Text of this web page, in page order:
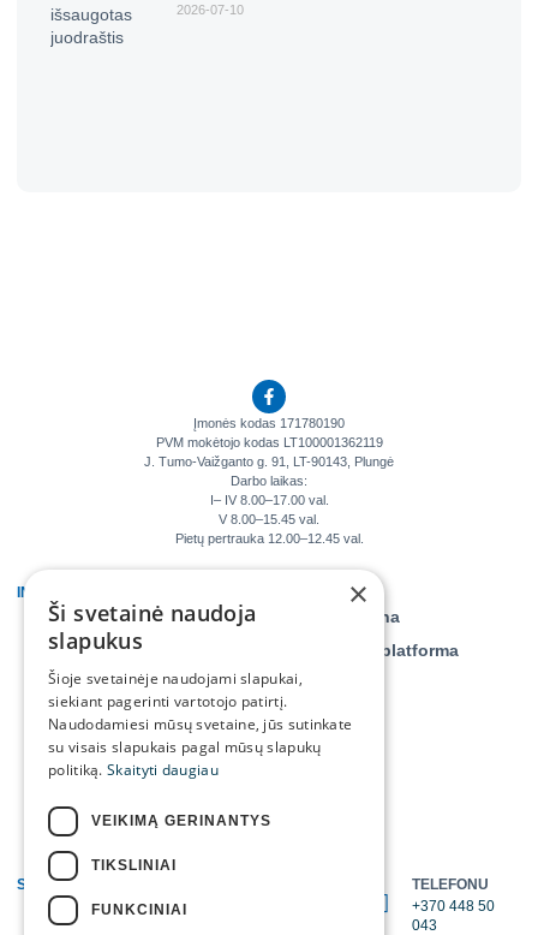
2026-07-10
Įmonės kodas 171780190
PVM mokėtojo kodas LT100001362119
J. Tumo-Vaižganto g. 91, LT-90143, Plungė
Darbo laikas:
I– IV 8.00–17.00 val.
V 8.00–15.45 val.
Pietų pertrauka 12.00–12.45 val.
INFORMACIJA
Veiklos ataskaitos
Teisinė informacija
Tyrimai, monitoringai
Asmens duomenų
apsauga
Projektai
Kontaktai ir struktūra
KLIENTAMS
Savitarna
Daiktų platforma
SUSISIEKITE
TELEFONU
+370 448 50
043
×
Ši svetainė naudoja
slapukus
Šioje svetainėje naudojami slapukai,
siekiant pagerinti vartotojo patirtį.
Naudodamiesi mūsų svetaine, jūs sutinkate
su visais slapukais pagal mūsų slapukų
politiką. Skaityti daugiau
VEIKIMĄ GERINANTYS
TIKSLINIAI
FUNKCINIAI